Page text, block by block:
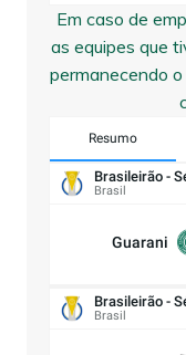
Em caso de
as equipes que
permanecendo
Resumo
Brasileirão -
Brasil
Guarani
Brasileirão -
Brasil